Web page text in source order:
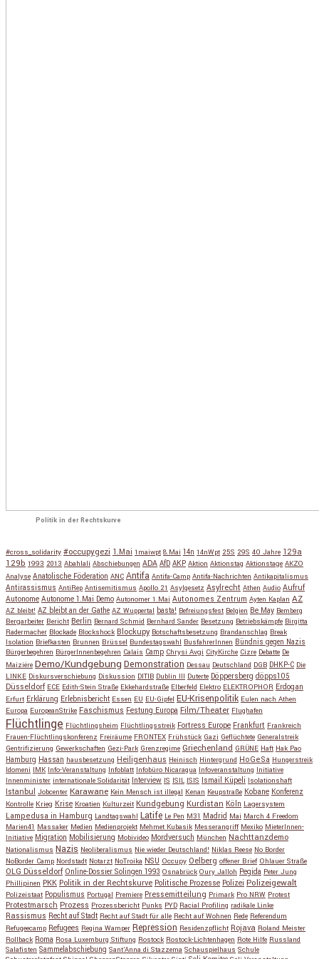
Politik in der Rechtskurve
#cross_solidarity #occupygezi 1.Mai 1maiwpt 8.Mai 14n 14nWpt 25S 29S 40 Jahre 129a
129b 1993 2013 Abahlali Abschiebungen ADA AfD AKP Aktion Aktionstag Aktionstage AKZO
Analyse Anatolische Föderation ANC Antifa Antifa-Camp Antifa-Nachrichten Antikapitalismus
Antirassismus AntiRep Antisemitismus Apollo 21 Asylgesetz Asylrecht Athen Audio Aufruf
Autonome Autonome 1.Mai Demo Autonomer 1.Mai Autonomes Zentrum Ayten Kaplan AZ
AZ bleibt! AZ bleibt an der Gathe AZ Wuppertal basta! Befreiungsfest Belgien Be May Bemberg
Bergarbeiter Bericht Berlin Bernard Schmid Bernhard Sander Besetzung Betriebskämpfe Birgitta
Radermacher Blockade Blockshock Blockupy Botschaftsbesetzung Brandanschlag Break
Isolation Briefkasten Brunnen Brüssel Bundestagswahl BusfahrerInnen Bündnis gegen Nazis
Bürgerbegehren BürgerInnenbegehren Calais Camp Chrysi Avgi CityKirche Cizre Debatte De
Maiziére Demo/Kundgebung Demonstration Dessau Deutschland DGB DHKP-C Die
LINKE Diskursverschiebung Diskussion DITIB Dublin III Duterte Döppersberg döpps105
Düsseldorf ECE Edith-Stein Straße Ekkehardstraße Elberfeld Elektro ELEKTROPHOR Erdogan
Erfurt Erklärung Erlebnisbericht Essen EU EU-Gipfel EU-Krisenpolitik Eulen nach Athen
Europa EuropeanStrike Faschismus Festung Europa Film/Theater Flughafen
Flüchtlinge Flüchtlingsheim Flüchtlingsstreik Fortress Europe Frankfurt Frankreich
Frauen-Flüchtlingskonferenz Freiräume FRONTEX Frühstück Gazi Geflüchtete Generalstreik
Gentrifizierung Gewerkschaften Gezi-Park Grenzregime Griechenland GRÜNE Haft Hak Pao
Hamburg Hassan hausbesetzung Heiligenhaus Heinisch Hintergrund HoGeSa Hungerstreik
Idomeni IMK Info-Veranstaltung Infoblatt Infobüro Nicaragua Infoveranstaltung Initiative
Innenminister internationale Solidarität Interview IS ISIL ISIS Ismail Küpeli Isolationshaft
Istanbul Jobcenter Karawane Kein Mensch ist illegal Kenan Keupstraße Kobane Konferenz
Kontrolle Krieg Krise Kroatien Kulturzeit Kundgebung Kurdistan Köln Lagersystem
Lampedusa in Hamburg Landtagswahl Latife Le Pen M31 Madrid Mai March 4 Freedom
Marien41 Massaker Medien Medienprojekt Mehmet Kubasik Messerangriff Mexiko MieterInnen-
Initiative Migration Mobilisierung Mobivideo Mordversuch München Nachttanzdemo
Nationalismus Nazis Neoliberalismus Nie wieder Deutschland! Niklas Reese No Border
NoBorder Camp Nordstadt Notarzt NoTroika NSU Occupy Oelberg offener Brief Ohlauer Straße
OLG Düsseldorf Online-Dossier Solingen 1993 Osnabrück Oury Jalloh Pegida Peter Jung
Phillipinen PKK Politik in der Rechtskurve Politische Prozesse Polizei Polizeigewalt
Polizeistaat Populismus Portugal Premiere Pressemitteilung Primark Pro NRW Protest
Protestmarsch Prozess Prozessbericht Punks PYD Racial Profiling radikale Linke
Rassismus Recht auf Stadt Recht auf Stadt für alle Recht auf Wohnen Rede Referendum
Refugeecamp Refugees Regina Wamper Repression Residenzpflicht Rojava Roland Meister
Rollback Roma Rosa Luxemburg Stiftung Rostock Rostock-Lichtenhagen Rote Hilfe Russland
Salafisten Sammelabschiebung Sant'Anna di Stazzema Schauspielhaus Schule